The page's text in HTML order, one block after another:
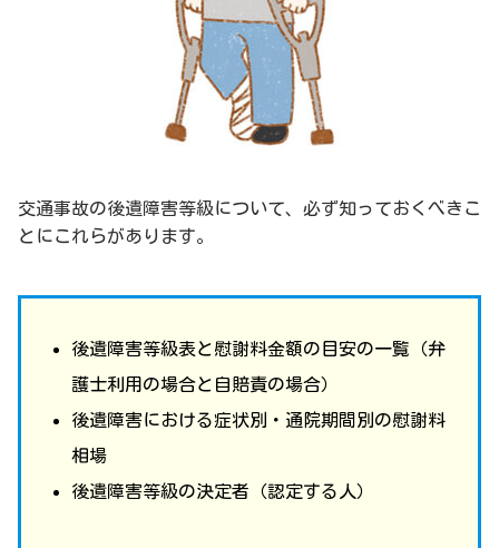
交通事故の後遺障害等級について、必ず知っておくべきこ
とにこれらがあります。
後遺障害等級表と慰謝料金額の目安の一覧（弁
護士利用の場合と自賠責の場合）
後遺障害における症状別・通院期間別の慰謝料
相場
後遺障害等級の決定者（認定する人）